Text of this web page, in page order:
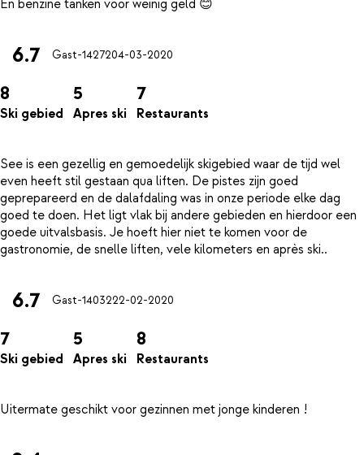
6.7 Gast-1427204-03-2020
8
Ski gebied
5
Apres ski
7
Restaurants
See is een gezellig en gemoedelijk skigebied waar de tijd wel
even heeft stil gestaan qua liften. De pistes zijn goed
geprepareerd en de dalafdaling was in onze periode elke dag
goed te doen. Het ligt vlak bij andere gebieden en hierdoor een
goede uitvalsbasis. Je hoeft hier niet te komen voor de
6.7 Gast-1403222-02-2020
7
Ski gebied
5
Apres ski
8
Restaurants